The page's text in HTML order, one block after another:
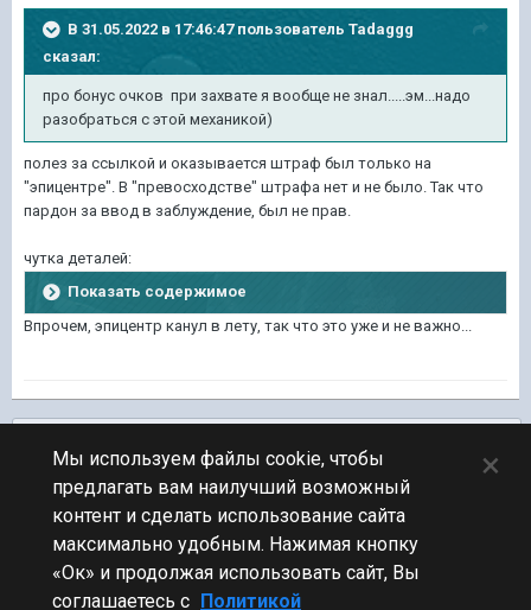
В 31.05.2022 в 17:46:47 пользователь Tadaggg
сказал:
про бонус очков при захвате я вообще не знал.....эм...надо
разобраться с этой механикой)
полез за ссылкой и оказывается штраф был только на
"эпицентре". В "превосходстве" штрафа нет и не было. Так что
пардон за ввод в заблуждение, был не прав.
чутка деталей:
Показать содержимое
Впрочем, эпицентр канул в лету, так что это уже и не важно...
ПЕРЕЙТИ К СПИСКУ ТЕМ
Обсуждение Мира Кораблей
Мы используем файлы cookie, чтобы
предлагать вам наилучший возможный
контент и сделать использование сайта
максимально удобным. Нажимая кнопку
«Ок» и продолжая использовать сайт, Вы
соглашаетесь с Политикой
×